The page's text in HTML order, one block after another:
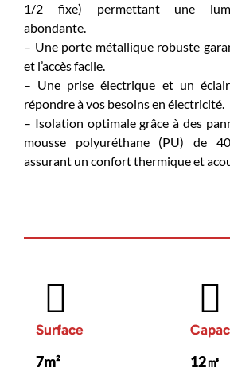
1/2 fixe) permettant une
abondante.
– Une porte métallique robuste
et l’accès facile.
– Une prise électrique et un
répondre à vos besoins en électricité.
– Isolation optimale grâce à des
mousse polyuréthane (PU) de 40
assurant un confort thermique et
Surface
7m²
12㎥